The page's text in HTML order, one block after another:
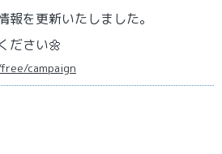
を更新いたしました。
ださい🌼
campaign